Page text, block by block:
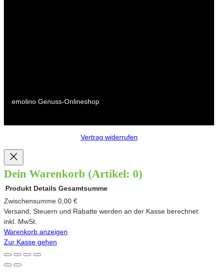
emolino Genuss-Onlineshop
Vertrag widerrufen
Dein Warenkorb (Artikel: 0)
Produkte
im
Warenkorb
Produkt Details Gesamtsumme
Zwischensumme 0,00 €
Versand, Steuern und Rabatte werden an der Kasse berechnet.
inkl. MwSt.
Warenkorb anzeigen
Zur Kasse gehen